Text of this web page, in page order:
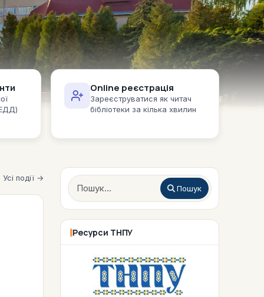
Online реєстрація
Зареєструватися як читач
бібліотеки за кілька хвилин
Усі події → Пошук
Пошук
Ресурси ТНПУ